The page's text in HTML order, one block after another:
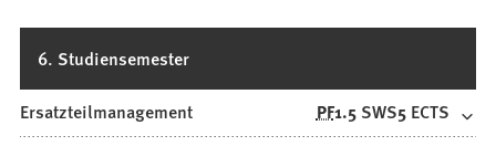
6. Studiensemester
Ersatzteilmanagement PF1.5 SWS5 ECTS